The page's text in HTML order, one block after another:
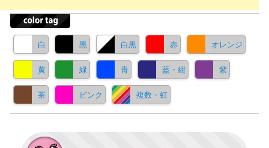
白 黒 白黒 赤 オレンジ
黄 緑 青 藍・紺 紫
茶 ピンク 複数・虹